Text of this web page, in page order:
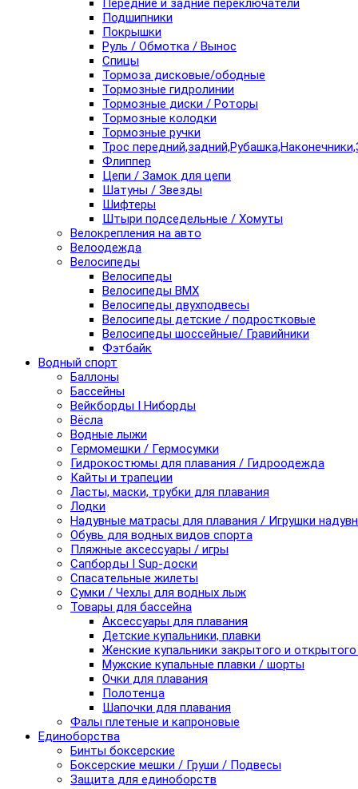
Передние и задние переключатели
Подшипники
Покрышки
Руль / Обмотка / Вынос
Спицы
Тормоза дисковые/ободные
Тормозные гидролинии
Тормозные диски / Роторы
Тормозные колодки
Тормозные ручки
Трос
Флиппер
Цепи / Замок для цепи
Шатуны / Звезды
Шифтеры
Штыри подседельные / Хомуты
Велокрепления на авто
Велоодежда
Велосипеды
Велосипеды
Велосипеды BMX
Велосипеды двухподвесы
Велосипеды детские / подростковые
Велосипеды шоссейные/ Гравийники
Фэтбайк
Водный спорт
Баллоны
Бассейны
Вейкборды I Ниборды
Вёсла
Водные лыжи
Гермомешки / Гермосумки
Гидрокостюмы для плавания / Гидроодежда
Кайты и трапеции
Ласты, маски, трубки для плавания
Лодки
Надувные матрасы для плавания / Игрушки
Обувь для водных видов спорта
Пляжные аксессуары / игры
Сапборды I Sup-доски
Спасательные жилеты
Сумки / Чехлы для водных лыж
Товары для бассейна
Аксессуары для плавания
Детские купальники, плавки
Женские купальники закрытого и
Мужские купальные плавки / шорты
Очки для плавания
Полотенца
Шапочки для плавания
Фалы плетеные и капроновые
Единоборства
Бинты боксерские
Боксерские мешки / Груши / Подвесы
Защита для единоборств